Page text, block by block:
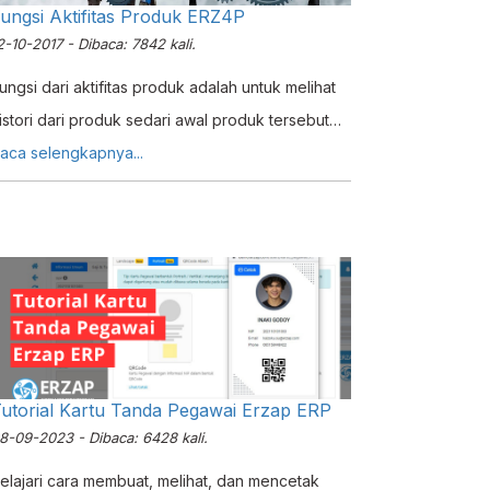
Aktifitas Produk ERZ4P
10-2017 - Dibaca: 7842 kali.
dari aktifitas produk adalah untuk melihat
dari produk sedari awal produk tersebut
hingga ke stok terkini, wecara detail dan
selengkapnya...
Kartu Tanda Pegawai Erzap ERP
09-2023 - Dibaca: 6428 kali.
cara membuat, melihat, dan mencetak